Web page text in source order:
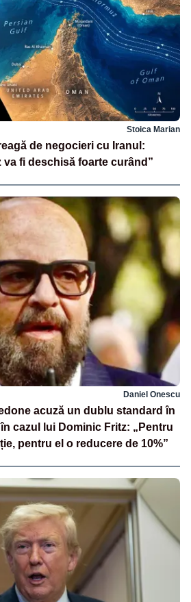
Stoica Marian
de negocieri cu Iranul:
va fi deschisă foarte curând”
Daniel Onescu
acuză un dublu standard în
cazul lui Dominic Fritz: „Pentru
pentru el o reducere de 10%”